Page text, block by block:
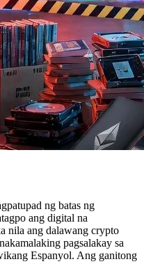
ng batas ng
ang digital na
nila ang dalawang crypto
pagsalakay sa
Espanyol. Ang ganitong